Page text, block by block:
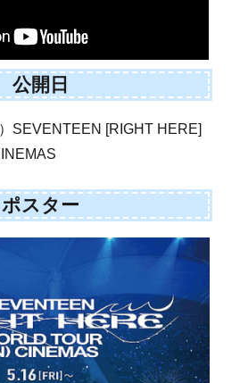
公開日
SEVENTEEN [RIGHT HERE]
ポスター